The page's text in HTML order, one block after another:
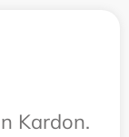
Kardon.